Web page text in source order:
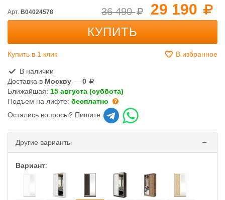
29 190
36 490
Арт. B04024578
КУПИТЬ
Купить в 1 клик В избранное
В наличии
Доставка в Москву — 0
Ближайшая: 15 августа (суббота)
Подъем на лифте: бесплатно
Остались вопросы? Пишите
Другие варианты
Вариант: